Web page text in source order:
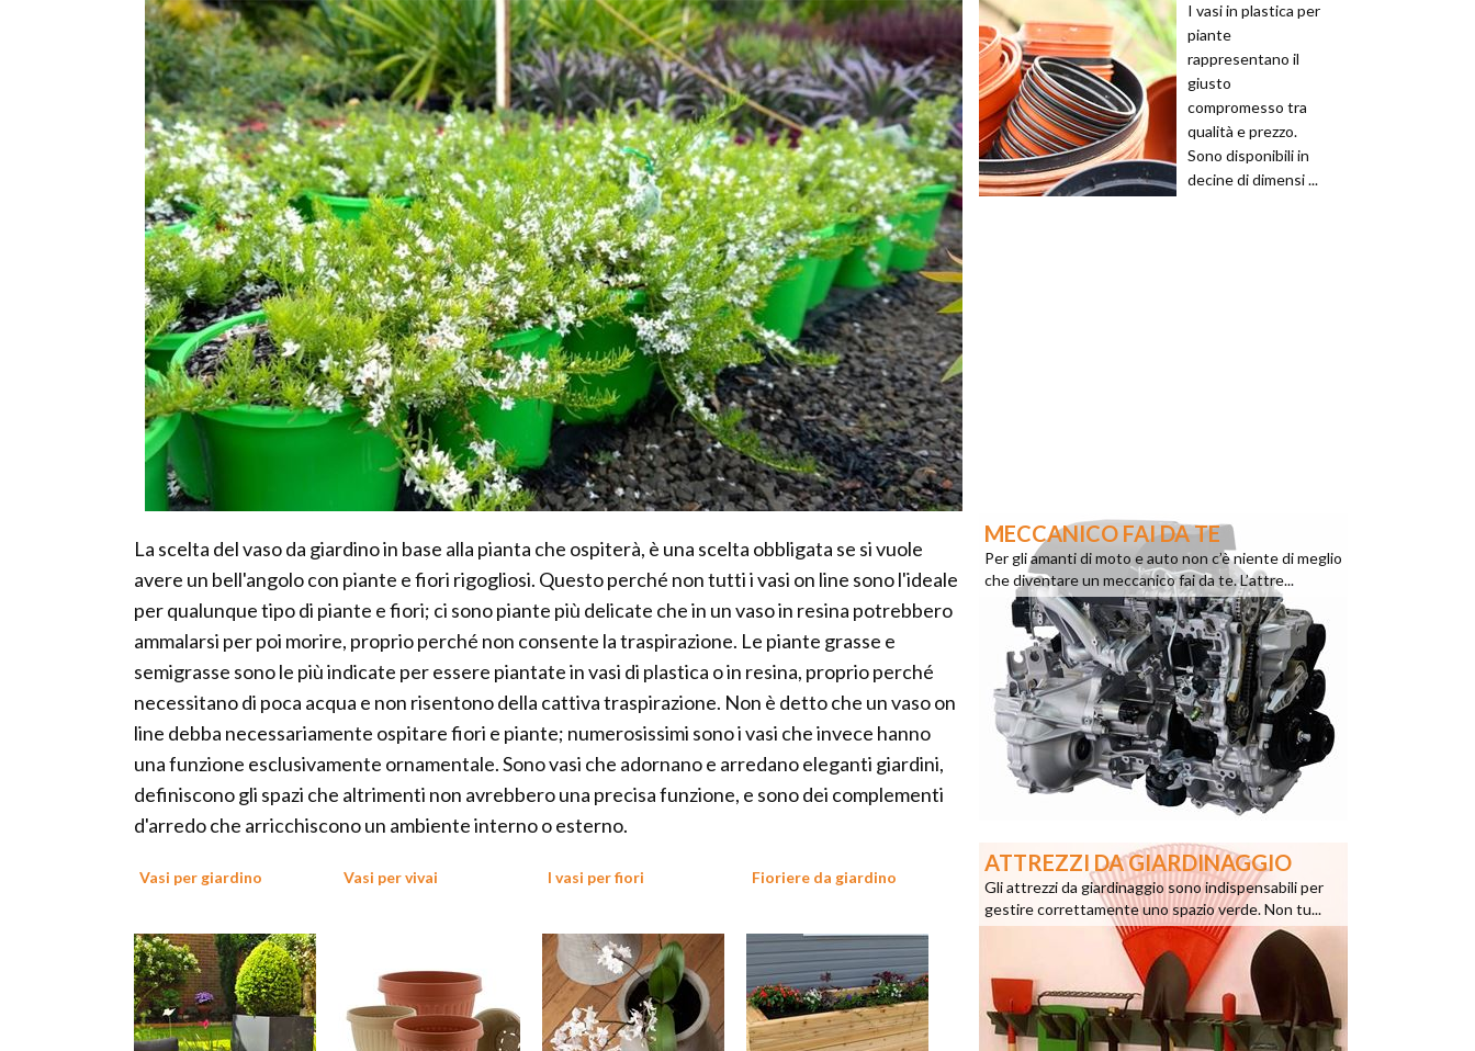
La scelta del vaso da giardino in base alla pianta che ospiterà, è una scelta obbligata se si vuole
avere un bell'angolo con piante e fiori rigogliosi. Questo perché non tutti i vasi on line sono l'ideale
per qualunque tipo di piante e fiori; ci sono piante più delicate che in un vaso in resina potrebbero
ammalarsi per poi morire, proprio perché non consente la traspirazione. Le piante grasse e
semigrasse sono le più indicate per essere piantate in vasi di plastica o in resina, proprio perché
necessitano di poca acqua e non risentono della cattiva traspirazione. Non è detto che un vaso on
line debba necessariamente ospitare fiori e piante; numerosissimi sono i vasi che invece hanno
una funzione esclusivamente ornamentale. Sono vasi che adornano e arredano eleganti giardini,
definiscono gli spazi che altrimenti non avrebbero una precisa funzione, e sono dei complementi
d'arredo che arricchiscono un ambiente interno o esterno.
Vasi per giardino Vasi per vivai I vasi per fiori Fioriere da giardino
I vasi in plastica per
piante
rappresentano il
giusto
compromesso tra
qualità e prezzo.
Sono disponibili in
decine di dimensi ...
MECCANICO FAI DA TE
Per gli amanti di moto e auto non c’è niente di meglio
che diventare un meccanico fai da te. L’attre...
ATTREZZI DA GIARDINAGGIO
Gli attrezzi da giardinaggio sono indispensabili per
gestire correttamente uno spazio verde. Non tu...